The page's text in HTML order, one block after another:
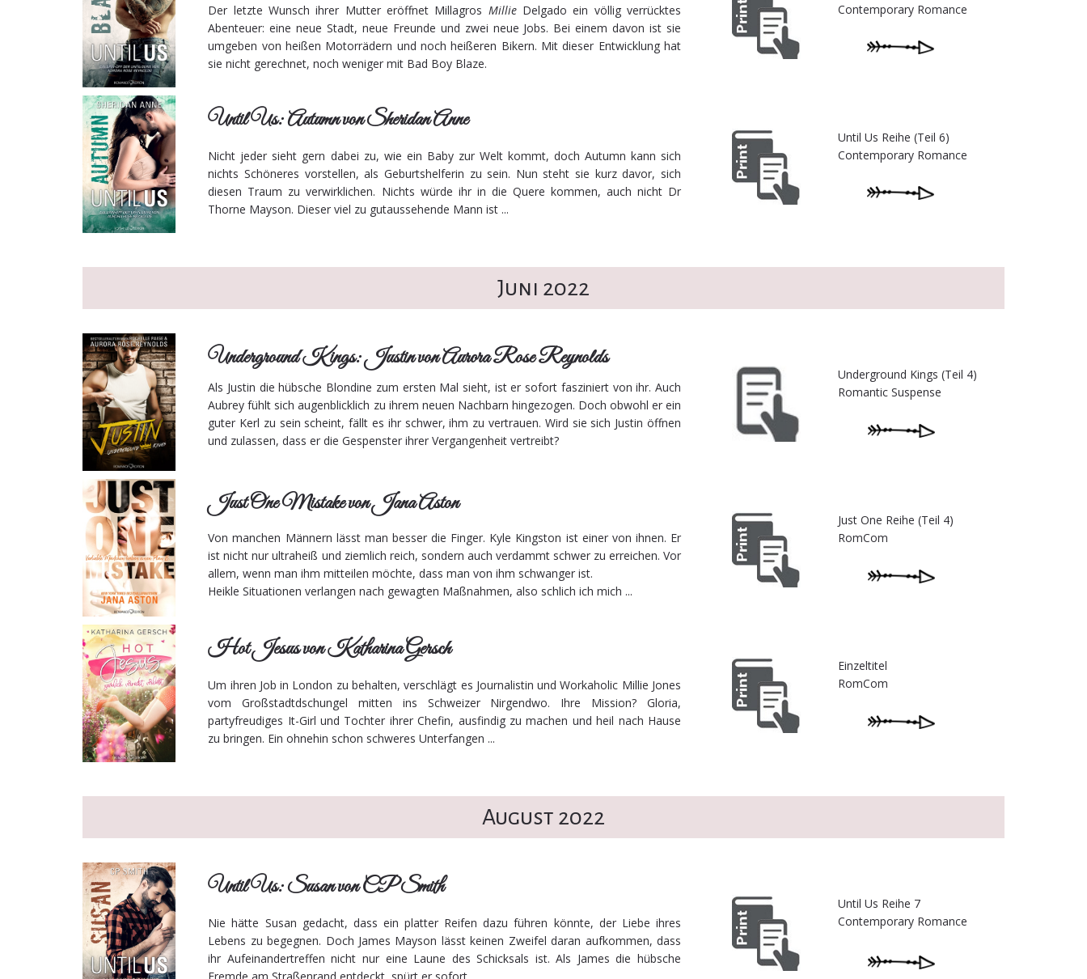
Der letzte Wunsch ihrer Mutter eröffnet Millagros MillieDelgado ein völlig verrücktes
Abenteuer: eine neue Stadt, neue Freunde und zwei neue Jobs. Bei einem davon ist sie
umgeben von heißen Motorrädern und noch heißeren Bikern. Mit dieser Entwicklung hat
sie nicht gerechnet, noch weniger mit Bad Boy Blaze.
Contemporary Romance
Until Us: Autumn von Sheridan Anne
Nicht jeder sieht gern dabei zu, wie ein Baby zur Welt kommt, doch Autumn kann sich
nichts Schöneres vorstellen, als Geburtshelferin zu sein. Nun steht sie kurz davor, sich
diesen Traum zu verwirklichen. Nichts würde ihr in die Quere kommen, auch nicht Dr
Thorne Mayson. Dieser viel zu gutaussehende Mann ist ...
Until Us Reihe (Teil 6)
Contemporary Romance
Juni 2022
Underground Kings: Justin von Aurora Rose Reynolds
Als Justin die hübsche Blondine zum ersten Mal sieht, ist er sofort fasziniert von ihr. Auch
Aubrey fühlt sich augenblicklich zu ihrem neuen Nachbarn hingezogen. Doch obwohl er ein
guter Kerl zu sein scheint, fällt es ihr schwer, ihm zu vertrauen. Wird sie sich Justin öffnen
und zulassen, dass er die Gespenster ihrer Vergangenheit vertreibt?
Underground Kings (Teil 4)
Romantic Suspense
Just One Mistake von Jana Aston
Von manchen Männern lässt man besser die Finger. Kyle Kingston ist einer von ihnen. Er
ist nicht nur ultraheiß und ziemlich reich, sondern auch verdammt schwer zu erreichen. Vor
allem, wenn man ihm mitteilen möchte, dass man von ihm schwanger ist.
Heikle Situationen verlangen nach gewagten Maßnahmen, also schlich ich mich ...
Just One Reihe (Teil 4)
RomCom
Hot Jesus von Katharina Gersch
Um ihren Job in London zu behalten, verschlägt es Journalistin und Workaholic Millie Jones
vom Großstadtdschungel mitten ins Schweizer Nirgendwo. Ihre Mission? Gloria,
partyfreudiges It-Girl und Tochter ihrer Chefin, ausfindig zu machen und heil nach Hause
zu bringen. Ein ohnehin schon schweres Unterfangen ...
Einzeltitel
RomCom
August 2022
Until Us: Susan von CP Smith
Nie hätte Susan gedacht, dass ein platter Reifen dazu führen könnte, der Liebe ihres
Lebens zu begegnen. Doch James Mayson lässt keinen Zweifel daran aufkommen, dass
ihr Aufeinandertreffen nicht nur eine Laune des Schicksals ist. Als James die hübsche
Until Us Reihe 7
Contemporary Romance